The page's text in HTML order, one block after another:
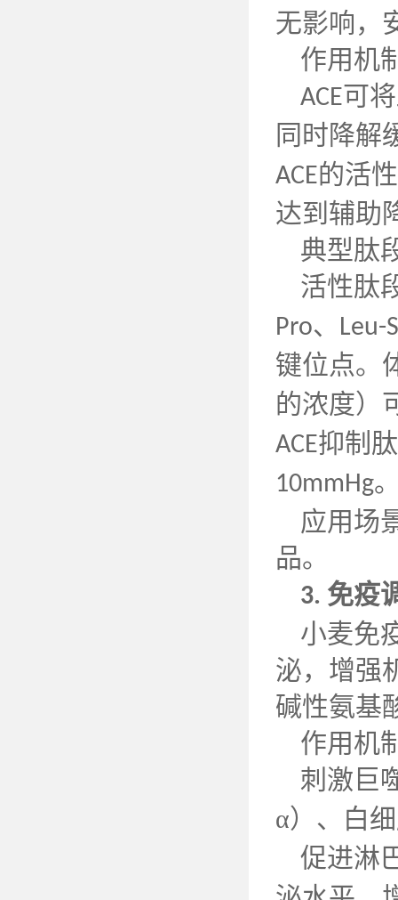
无影响，
作用机
ACE可
同时降解
ACE的活
达到辅助
典型肽
活性肽
Pro、 Leu-
键位点。
的浓度）
ACE抑制
10mmHg
应用场
品。
3. 免疫
小麦免
泌，增强
碱性氨基
作用机
刺激巨
α）、白
促进淋